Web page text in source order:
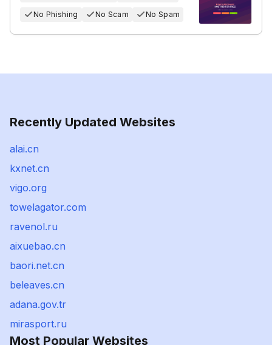
No Phishing No Scam No Spam
Recently Updated Websites
alai.cn
kxnet.cn
vigo.org
towelagator.com
ravenol.ru
aixuebao.cn
baori.net.cn
beleaves.cn
adana.gov.tr
mirasport.ru
Most Popular Websites